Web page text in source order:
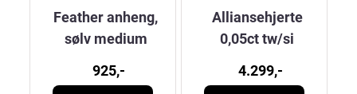
Feather anheng,
sølv medium
925,-
Alliansehjerte
0,05ct tw/si
4.299,-